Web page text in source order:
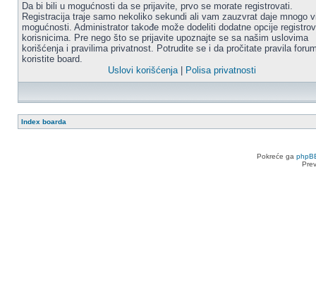
Da bi bili u mogućnosti da se prijavite, prvo se morate registrovati.
Registracija traje samo nekoliko sekundi ali vam zauzvrat daje mnogo
mogućnosti. Administrator takođe može dodeliti dodatne opcije
korisnicima. Pre nego što se prijavite upoznajte se sa našim uslovima
korišćenja i pravilima privatnost. Potrudite se i da pročitate pravila
koristite board.
Uslovi korišćenja| Polisa privatnosti
Index boarda
Pokreće ga